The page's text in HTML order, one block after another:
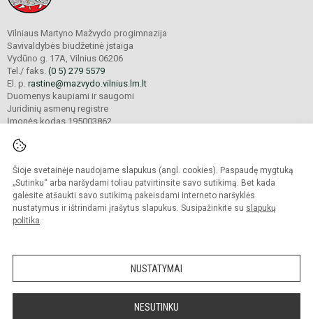
Šioje svetainėje naudojame slapukus (angl. cookies). Paspaudę mygtuką
„Sutinku“ arba naršydami toliau patvirtinsite savo sutikimą. Bet kada
galėsite atšaukti savo sutikimą pakeisdami interneto naršyklės
nustatymus ir ištrindami įrašytus slapukus. Susipažinkite su slapukų
politika.
NUSTATYMAI
NESUTINKU
Vilniaus Martyno Mažvydo progimnazija
Savivaldybės biudžetinė įstaiga
Vydūno g. 17A, Vilnius 06206
Tel./ faks. (0 5) 279 5579
El. p. rastine@mazvydo.vilnius.lm.lt
Duomenys kaupiami ir saugomi
Juridinių asmenų registre
Įmonės kodas 195003862
© 2022. Vilniaus Martyno Mažvydo progimnazija. Visos teisės saugomos.
Kopijuoti turinį be raštiško įstaigos administracijos sutikimo griežtai draudžiama.
Prieinamumo paraiška Slapukų valdymas
Sumanus būdas atnaujinti